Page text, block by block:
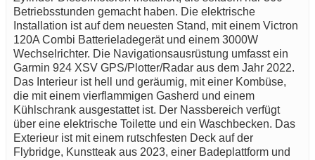
Betriebsstunden gemacht haben. Die elektrische
Installation ist auf dem neuesten Stand, mit einem Victron
120A Combi Batterieladegerät und einem 3000W
Wechselrichter. Die Navigationsausrüstung umfasst ein
Garmin 924 XSV GPS/Plotter/Radar aus dem Jahr 2022.
Das Interieur ist hell und geräumig, mit einer Kombüse,
die mit einem vierflammigen Gasherd und einem
Kühlschrank ausgestattet ist. Der Nassbereich verfügt
über eine elektrische Toilette und ein Waschbecken. Das
Exterieur ist mit einem rutschfesten Deck auf der
Flybridge, Kunstteak aus 2023, einer Badeplattform und